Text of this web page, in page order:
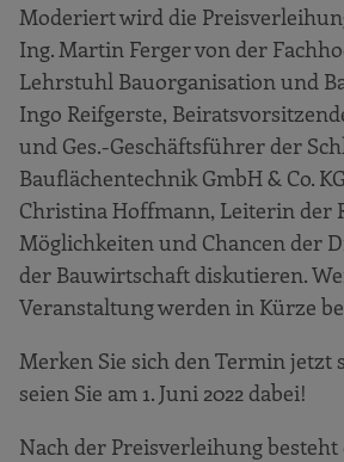
Moderiert wird die
Ing. Martin Ferger von der
Lehrstuhl Bauorganisation und
Ingo Reifgerste,
und Ges.-Geschäftsführer der
Bauflächentechnik GmbH & Co.
Christina Hoffmann, Leiterin der
Möglichkeiten und Chancen der
der Bauwirtschaft diskutieren.
Veranstaltung werden in Kürze
Merken Sie sich den Termin jetzt
seien Sie am 1. Juni 2022 dabei!
Nach der Preisverleihung